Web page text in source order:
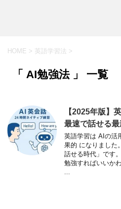
HOME > 英語学習法 >
「 AI勉強法 」 一覧
【2025年版】
最速で話せる
英語学習は AIの活
果的 になりました
話せる時代」です
勉強すればいいか